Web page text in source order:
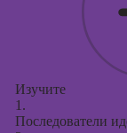
Изучите
1.
Последователи